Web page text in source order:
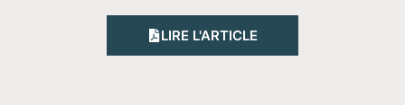
LIRE L'ARTICLE